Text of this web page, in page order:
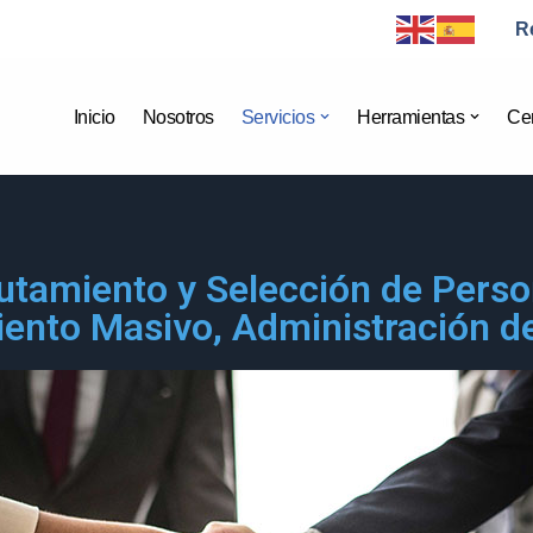
Inicio Nosotros Servicios Herramientas
y Selección de
Masivo, Administración